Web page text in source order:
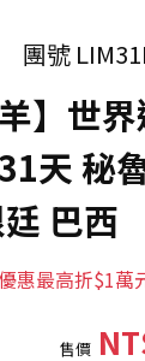
團號
羊】世
天 秘
巴西
惠最高折$1萬
售價